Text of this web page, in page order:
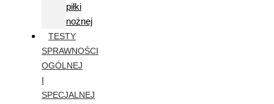
piłki
nożnej
TESTY
SPRAWNOŚCI
OGÓLNEJ
I
SPECJALNEJ